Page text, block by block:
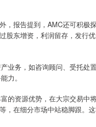
报告提到，AMC还可积极
股东增资，利润留存，发行
务，如咨询顾问、受托处
力。
资源优势，在大宗交易中
，在细分市场中站稳脚跟。